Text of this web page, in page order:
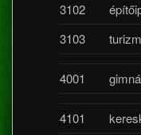
3102
3103
4001
4101